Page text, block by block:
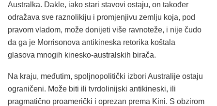
Australka. Dakle, iako stari stavovi ostaju, on također
odražava sve raznolikiju i promjenjivu zemlju koja, pod
pravom vladom, može donijeti više ravnoteže, i nije čudo
da ga je Morrisonova antikineska retorika koštala
glasova mnogih kinesko-australskih birača.
Na kraju, međutim, spoljnopolitički izbori Australije ostaju
ograničeni. Može biti ili tvrdolinijski antikineski, ili
pragmatično proamerički i oprezan prema Kini. S obzirom